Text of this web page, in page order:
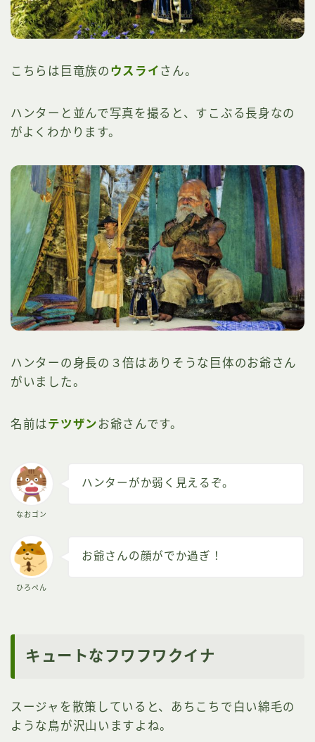
こちらは巨竜族の ウスライ さん。
ハンターと並んで写真を撮ると、すこぶる長身なの
がよくわかります。
ハンターの身長の３倍はありそうな巨体のお爺さん
がいました。
名前はテツザンお爺さんです。
なおゴン
ハンターがか弱く見えるぞ。
ひろぺん
お爺さんの顔がでか過ぎ！
キュートなフワフワクイナ
スージャを散策していると、あちこちで白い綿毛の
ような鳥が沢山いますよね。